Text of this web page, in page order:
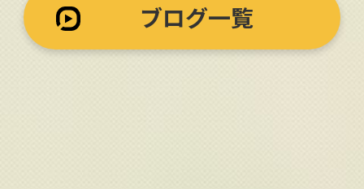
ブログ一覧